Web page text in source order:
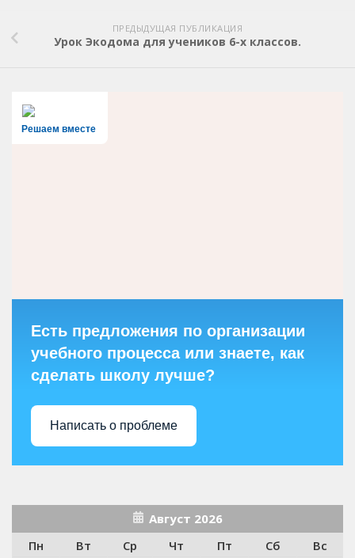
ПРЕДЫДУЩАЯ ПУБЛИКАЦИЯ
Урок Экодома для учеников 6-х классов.
Решаем вместе
Есть предложения по организации
учебного процесса или знаете, как
сделать школу лучше?
Написать о проблеме
Август 2026
Пн
Вт Ср Чт Пт Сб
Вс